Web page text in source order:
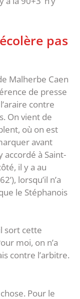
pas
Malherbe Caen
de presse
contre
On vient de
où on est
avant
accordé à Saint-
il y a au
lorsqu’il n’a
le Stéphanois
sort cette
moi, on n’a
contre l’arbitre.
Pour le